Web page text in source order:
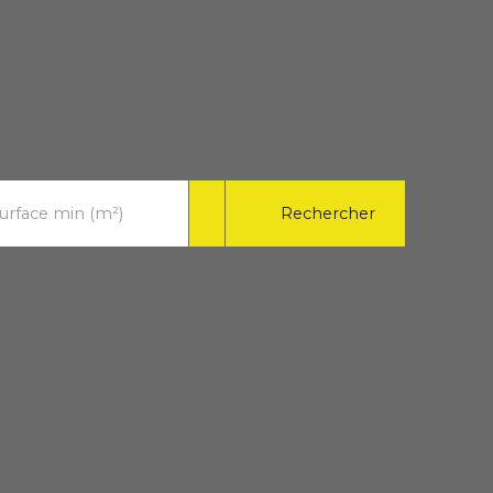
min (m²) Rechercher